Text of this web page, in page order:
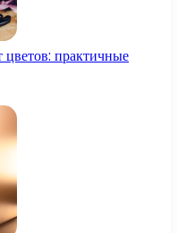
цветов: практичные